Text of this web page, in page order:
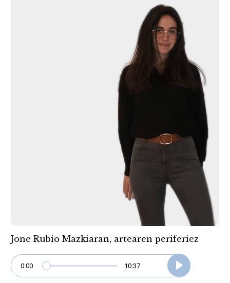
Jone Rubio Mazkiaran, artearen periferiez
0:00 10:37